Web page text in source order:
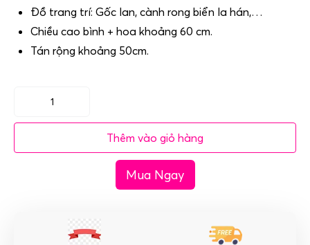
Đồ trang trí: Gốc lan, cành rong biển la hán,…
Chiều cao bình + hoa khoảng 60 cm.
Tán rộng khoảng 50cm.
Mã
HDG-
Thêm vào giỏ hàng
Mua Ngay